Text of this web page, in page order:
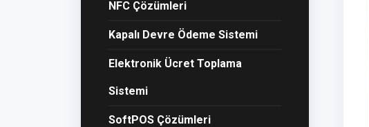
NFC Çözümleri
Kapalı Devre Ödeme Sistemi
Elektronik Ücret Toplama
Sistemi
SoftPOS Çözümleri